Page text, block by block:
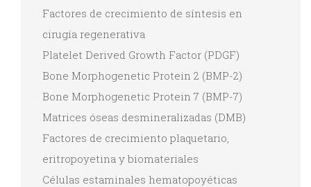
Factores de crecimiento de síntesis en
cirugía regenerativa
Platelet Derived Growth Factor (PDGF)
Bone Morphogenetic Protein 2 (BMP-2)
Bone Morphogenetic Protein 7 (BMP-7)
Matrices óseas desmineralizadas (DMB)
Factores de crecimiento plaquetario,
eritropoyetina y biomateriales
Células estaminales hematopoyéticas